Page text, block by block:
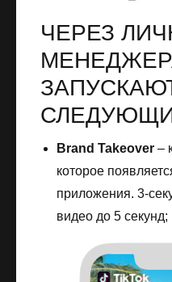
ЧЕРЕЗ
Brand Takeover –
которое
приложения. 3-
видео до 5 секунд;